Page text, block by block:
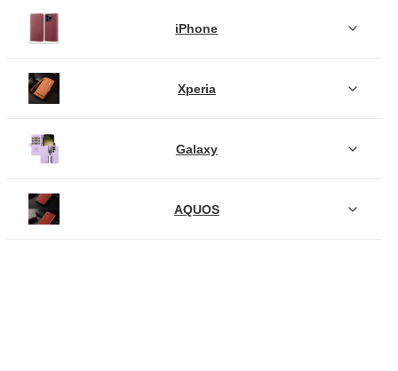
iPhone
Xperia
Galaxy
AQUOS